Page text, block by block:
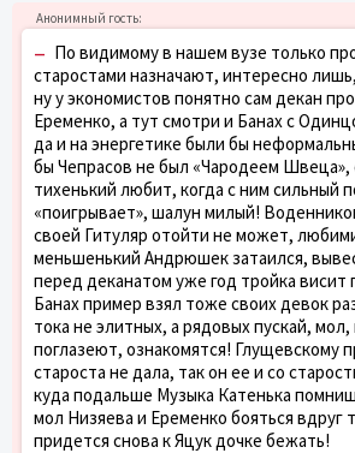
– По видимому в нашем вузе только
старостами назначают, интересно
ну у экономистов понятно сам декан
Еременко, а тут смотри и Банах с
да и на энергетике были бы
бы Чепрасов не был «Чародеем Швеца»,
тихенький любит, когда с ним сильный
«поигрывает», шалун милый!
своей Гитуляр отойти не может,
меньшенький Андрюшек затаился,
перед деканатом уже год тройка висит
Банах пример взял тоже своих девок
тока не элитных, а рядовых пускай,
поглазеют, ознакомятся! Глущевскому
староста не дала, так он ее и со
куда подальше Музыка Катенька
мол Низяева и Еременко бояться вдруг
придется снова к Яцук дочке бежать!